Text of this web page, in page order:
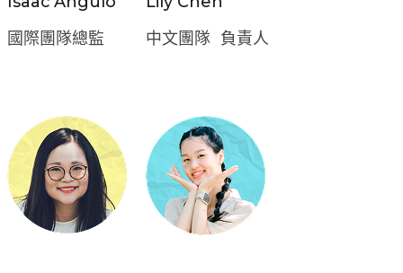
國際團隊總監
中文團隊 負責人